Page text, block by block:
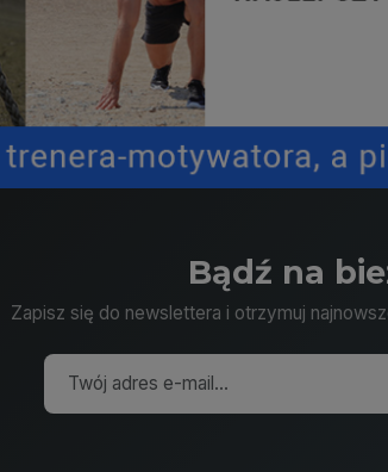
Bądź na
Zapisz się do newslettera i otrzymuj